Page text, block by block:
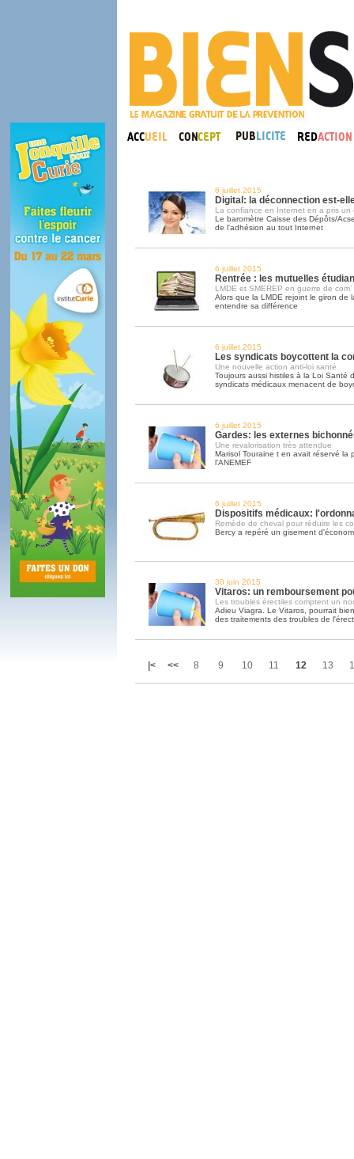
6 juillet 2015
Digital: la déconnection est-
La confiance en Internet en a pris un
Le baromètre Caisse des Dépôts/
de l'adhésion au tout Internet
6 juillet 2015
Rentrée : les mutuelles
LMDE et SMEREP en guerre de com’
Alors que la LMDE rejoint le giron de
entendre sa différence
6 juillet 2015
Les syndicats boycottent la
Une nouvelle action anti-loi santé
Toujours aussi histiles à la Loi Santé
syndicats médicaux menacent de
6 juillet 2015
Gardes: les externes
Une revalorisation très attendue
Marisol Touraine t en avait réservé la
l'ANEMEF
6 juillet 2015
Dispositifs médicaux:
Remède de cheval pour réduire les
Bercy a repéré un gisement
30 juin 2015
Vitaros: un remboursement
Les troubles érectiles comptent un
Adieu Viagra. Le Vitaros, pourrait
des traitements des troubles de
|< << 8 9 10 11 12 13